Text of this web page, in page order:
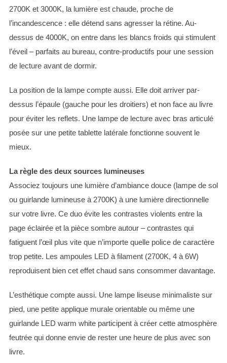
2700K et 3000K, la lumière est chaude, proche de
l’incandescence : elle détend sans agresser la rétine. Au-
dessus de 4000K, on entre dans les blancs froids qui stimulent
l’éveil – parfaits au bureau, contre-productifs pour une session
de lecture avant de dormir.
La position de la lampe compte aussi. Elle doit arriver par-
dessus l’épaule (gauche pour les droitiers) et non face au livre
pour éviter les reflets. Une lampe de lecture avec bras articulé
posée sur une petite tablette latérale fonctionne souvent le
mieux.
La règle des deux sources lumineuses
Associez toujours une lumière d’ambiance douce (lampe de sol
ou guirlande lumineuse à 2700K) à une lumière directionnelle
sur votre livre. Ce duo évite les contrastes violents entre la
page éclairée et la pièce sombre autour – contrastes qui
fatiguent l’œil plus vite que n’importe quelle police de caractère
trop petite. Les ampoules LED à filament (2700K, 4 à 6W)
reproduisent bien cet effet chaud sans consommer davantage.
L’esthétique compte aussi. Une lampe liseuse minimaliste sur
pied, une petite applique murale orientable ou même une
guirlande LED warm white participent à créer cette atmosphère
feutrée qui donne envie de rester une heure de plus avec son
livre.